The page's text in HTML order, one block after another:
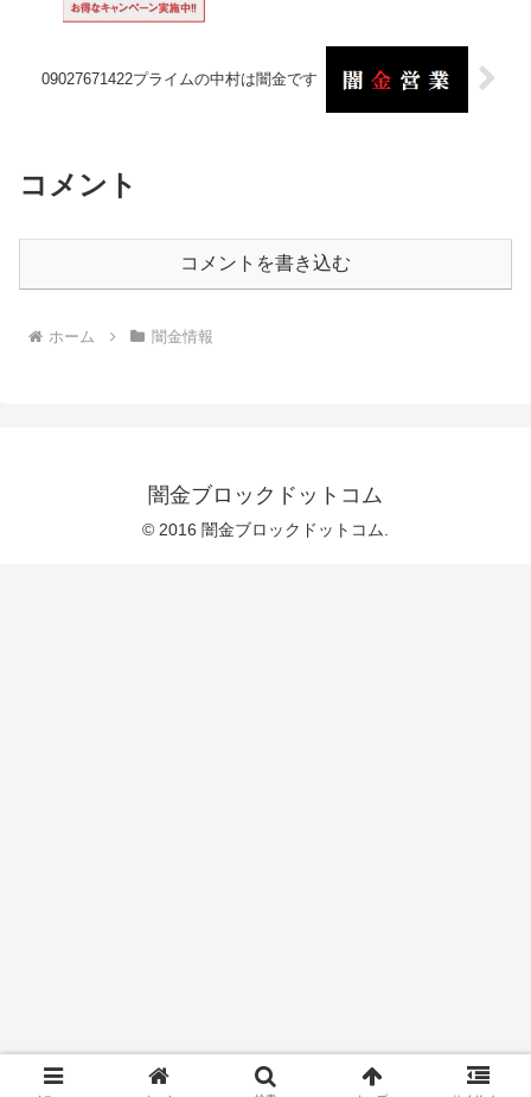
09027671422プライムの中村は闇金です
コメント
コメントを書き込む
ホーム 闇金情報
闇金ブロックドットコム
© 2016 闇金ブロックドットコム.